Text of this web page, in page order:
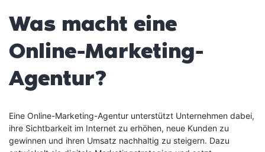
Agentur?
Was macht eine
Online-Marketing-
Agentur?
Eine Online-Marketing-Agentur unterstützt Unternehmen dabei,
ihre Sichtbarkeit im Internet zu erhöhen, neue Kunden zu
gewinnen und ihren Umsatz nachhaltig zu steigern. Dazu